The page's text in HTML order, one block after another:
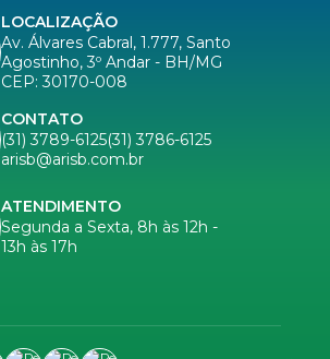
LOCALIZAÇÃO
Av. Álvares Cabral, 1.777, Santo
Agostinho, 3º Andar - BH/MG
CEP: 30170-008
CONTATO
(31) 3789-6125(31) 3786-6125
arisb@arisb.com.br
ATENDIMENTO
Segunda a Sexta, 8h às 12h -
13h às 17h